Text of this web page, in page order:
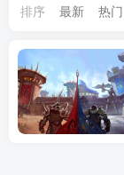
排序 最新 热门